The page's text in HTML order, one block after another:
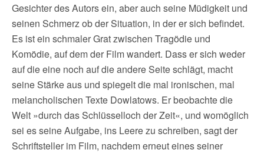
Gesichter des Autors ein, aber auch seine Müdigkeit und
seinen Schmerz ob der Situation, in der er sich befindet.
Es ist ein schmaler Grat zwischen Tragödie und
Komödie, auf dem der Film wandert. Dass er sich weder
auf die eine noch auf die andere Seite schlägt, macht
seine Stärke aus und spiegelt die mal ironischen, mal
melancholischen Texte Dowlatows. Er beobachte die
Welt »durch das Schlüsselloch der Zeit«, und womöglich
sei es seine Aufgabe, ins Leere zu schreiben, sagt der
Schriftsteller im Film, nachdem erneut eines seiner